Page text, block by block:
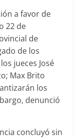
a favor de
22 de
de
de los
jueces José
Max Brito
los
denunció
concluyó sin